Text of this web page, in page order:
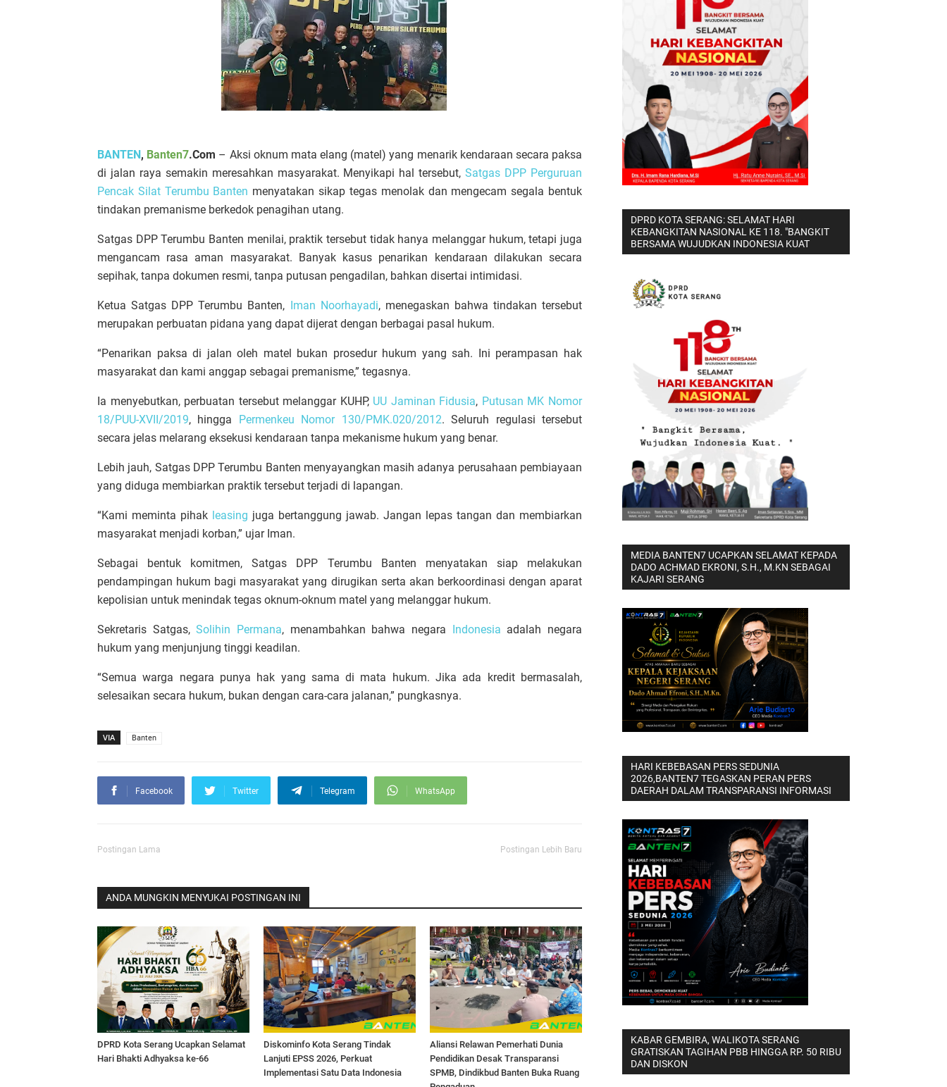
BANTEN, Banten7.Com – Aksi oknum mata elang (matel) yang menarik kendaraan secara paksa
di jalan raya semakin meresahkan masyarakat. Menyikapi hal tersebut,Satgas DPP Perguruan
Pencak Silat Terumbu Banten menyatakan sikap tegas menolak dan mengecam segala bentuk
tindakan premanisme berkedok penagihan utang.
Satgas DPP Terumbu Banten menilai, praktik tersebut tidak hanya melanggar hukum, tetapi juga
mengancam rasa aman masyarakat. Banyak kasus penarikan kendaraan dilakukan secara
sepihak, tanpa dokumen resmi, tanpa putusan pengadilan, bahkan disertai intimidasi.
Ketua Satgas DPP Terumbu Banten, Iman Noorhayadi, menegaskan bahwa tindakan tersebut
merupakan perbuatan pidana yang dapat dijerat dengan berbagai pasal hukum.
“Penarikan paksa di jalan oleh matel bukan prosedur hukum yang sah. Ini perampasan hak
masyarakat dan kami anggap sebagai premanisme,” tegasnya.
Ia menyebutkan, perbuatan tersebut melanggar KUHP, UU Jaminan Fidusia, Putusan MK Nomor
18/PUU-XVII/2019, hingga Permenkeu Nomor 130/PMK.020/2012. Seluruh regulasi tersebut
secara jelas melarang eksekusi kendaraan tanpa mekanisme hukum yang benar.
Lebih jauh, Satgas DPP Terumbu Banten menyayangkan masih adanya perusahaan pembiayaan
yang diduga membiarkan praktik tersebut terjadi di lapangan.
“Kami meminta pihak leasing juga bertanggung jawab. Jangan lepas tangan dan membiarkan
masyarakat menjadi korban,” ujar Iman.
Sebagai bentuk komitmen, Satgas DPP Terumbu Banten menyatakan siap melakukan
pendampingan hukum bagi masyarakat yang dirugikan serta akan berkoordinasi dengan aparat
kepolisian untuk menindak tegas oknum-oknum matel yang melanggar hukum.
Sekretaris Satgas,Solihin Permana, menambahkan bahwa negara Indonesia adalah negara
hukum yang menjunjung tinggi keadilan.
“Semua warga negara punya hak yang sama di mata hukum. Jika ada kredit bermasalah,
selesaikan secara hukum, bukan dengan cara-cara jalanan,” pungkasnya.
VIA Banten
Facebook Twitter Telegram WhatsApp
Postingan Lama Postingan Lebih Baru
ANDA MUNGKIN MENYUKAI POSTINGAN INI
DPRD Kota Serang Ucapkan Selamat
Hari Bhakti Adhyaksa ke-66
Diskominfo Kota Serang Tindak
Lanjuti EPSS 2026, Perkuat
Implementasi Satu Data Indonesia
Aliansi Relawan Pemerhati Dunia
Pendidikan Desak Transparansi
SPMB, Dindikbud Banten Buka Ruang
DPRD KOTA SERANG: SELAMAT HARI
KEBANGKITAN NASIONAL KE 118. "BANGKIT
BERSAMA WUJUDKAN INDONESIA KUAT
MEDIA BANTEN7 UCAPKAN SELAMAT KEPADA
DADO ACHMAD EKRONI, S.H., M.KN SEBAGAI
KAJARI SERANG
HARI KEBEBASAN PERS SEDUNIA
2026,BANTEN7 TEGASKAN PERAN PERS
DAERAH DALAM TRANSPARANSI INFORMASI
KABAR GEMBIRA, WALIKOTA SERANG
GRATISKAN TAGIHAN PBB HINGGA RP. 50 RIBU
DAN DISKON